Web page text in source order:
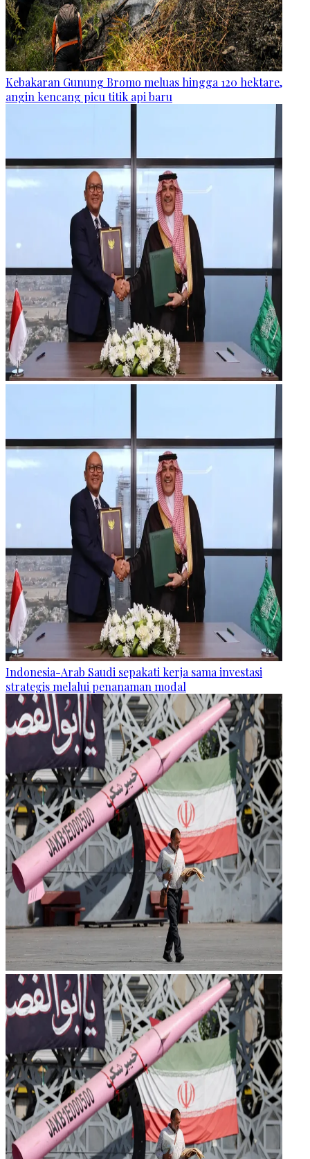
Kebakaran Gunung Bromo meluas hingga 120 hektare,
angin kencang picu titik api baru
Indonesia-Arab Saudi sepakati kerja sama investasi
strategis melalui penanaman modal